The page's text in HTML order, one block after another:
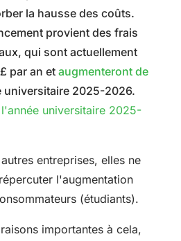
la hausse des coûts.
provient des frais
qui sont actuellement
par an et augmenteront de
universitaire 2025-2026.
universitaire 2025-
entreprises, elles ne
l'augmentation
(étudiants).
importantes à cela,